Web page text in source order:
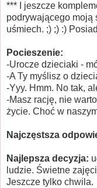
*** I jeszcze
podrywającego moją
uśmiech. ;) ;) :)
Pocieszenie:
-Urocze dzieciaki -
-A Ty myślisz o
-Yyy. Hmm. No tak,
-Masz rację, nie
życie. Choć w
Najczęstsza
Najlepsza decyzja:
ludzie. Świetne
Jeszcze tylko chwila.